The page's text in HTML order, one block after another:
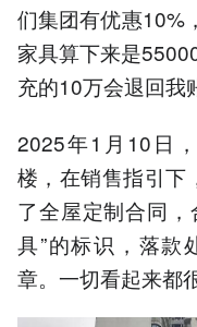
们集团有优惠10%
家具算下来是
充的10万会退回我
2025年1月10日
楼，在销售指引下
了全屋定制合同，
具”的标识，落款
章。一切看起来都